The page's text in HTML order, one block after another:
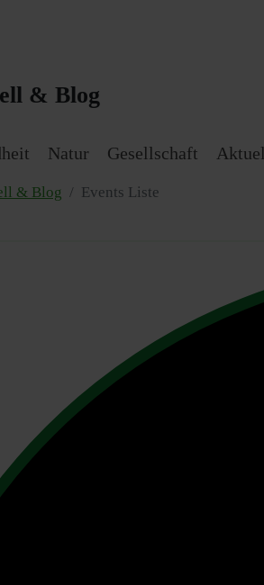
& Blog
Natur Gesellschaft
& Blog Events Liste